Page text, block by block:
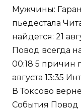
Мужчины:
пьедестала
найдется: 21
Повод всегда
00:18 5 причин
августа 13:35
В Токсово
События Повод